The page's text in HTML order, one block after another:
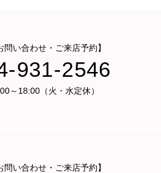
問い合わせ・ご来店予約】
931-2546
～18:00（火・水定休）
問い合わせ・ご来店予約】